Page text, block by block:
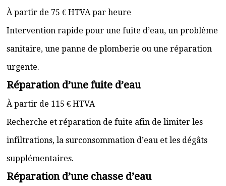
À partir de 75 € HTVA par heure
Intervention rapide pour une fuite d’eau, un problème
sanitaire, une panne de plomberie ou une réparation
urgente.
Réparation d’une fuite d’eau
À partir de 115 € HTVA
Recherche et réparation de fuite afin de limiter les
infiltrations, la surconsommation d’eau et les dégâts
supplémentaires.
Réparation d’une chasse d’eau